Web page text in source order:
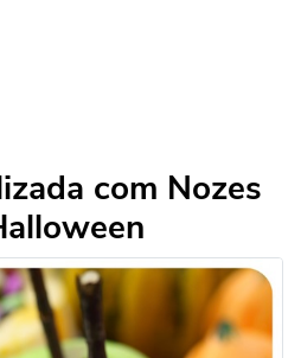
com Nozes